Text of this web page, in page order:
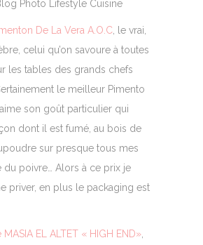
De La Vera A.O.C, le vrai,
celui qu’on savoure à toutes
les tables des grands chefs
le meilleur Pimento
son goût particulier qui
dont il est fumé, au bois de
sur presque tous mes
du poivre… Alors à ce prix je
priver, en plus le packaging est
MASIA EL ALTET « HIGH END»,